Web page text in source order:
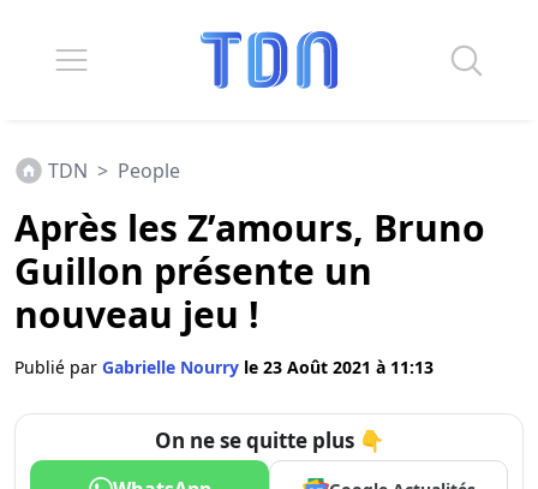
TDN > People
Après les Z’amours, Bruno
Guillon présente un
nouveau jeu !
Publié par Gabrielle Nourry le 23 Août 2021 à 11:13
On ne se quitte plus 👇